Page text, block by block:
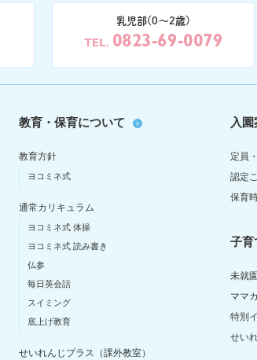
乳児部(0〜2歳)
TEL 0823-69-0079
教育・保育について
教育方針
ヨコミネ式
通常カリキュラム
ヨコミネ式 体操
ヨコミネ式 読み書き
仏参
毎日英会話
スイミング
底上げ教育
せいれんじプラス（課外教室）
入
定員
認定
保育
子育
未就
ママ
特別
せい